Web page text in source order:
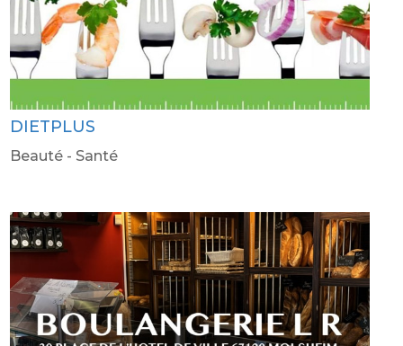
DIETPLUS
Beauté - Santé